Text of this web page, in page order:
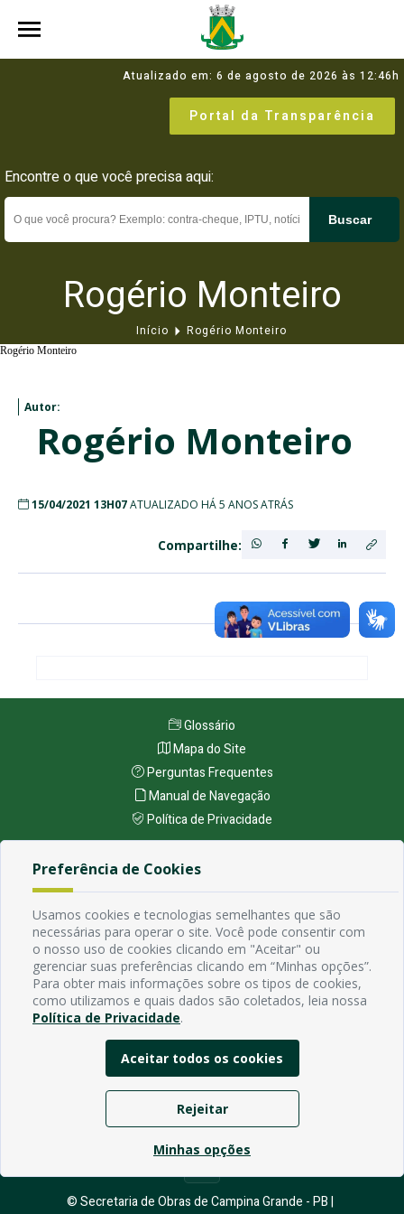
Atualizado em: 6 de agosto de 2026 às 12:46h
Portal da Transparência
Encontre o que você precisa aqui:
Buscar
Rogério Monteiro
Início Rogério Monteiro
Rogério Monteiro
Autor:
Rogério Monteiro
15/04/2021 13H07ATUALIZADO HÁ 5 ANOS ATRÁS
Compartilhe:
Endereço
Contato
Email:
Horário de funcionamento
Segunda à Sexta de 7h ás 13h, exceto em feriados Nacionais,
estaduais e municipais.
Glossário
Mapa do Site
Perguntas Frequentes
Manual de Navegação
Política de Privacidade
© Secretaria de Obras de Campina Grande - PB |
Preferência de Cookies
Usamos cookies e tecnologias semelhantes que são
necessárias para operar o site. Você pode consentir com
o nosso uso de cookies clicando em "Aceitar" ou
gerenciar suas preferências clicando em “Minhas opções”.
Para obter mais informações sobre os tipos de cookies,
como utilizamos e quais dados são coletados, leia nossa
Política de Privacidade.
Aceitar todos os cookies
Rejeitar
Minhas opções